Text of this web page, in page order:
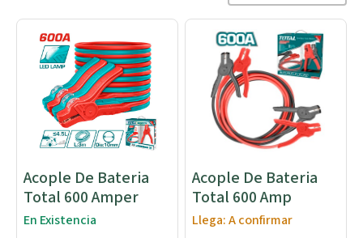
Acople De Bateria
Total 600 Amper
En Existencia
Acople De Bateria
Total 600 Amp
Llega: A confirmar